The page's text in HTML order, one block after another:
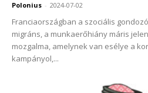
Polonius - 2024-07-02
Franciaországban a szociális
migráns, a munkaerőhiány máris
mozgalma, amelynek van esélye a
kampányol,...